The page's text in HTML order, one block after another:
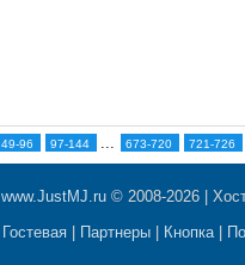
49-96 97-144 ... 673-720 721-726
www.JustMJ.ru © 2008-2026 |
Гостевая Партнеры Кнопка|